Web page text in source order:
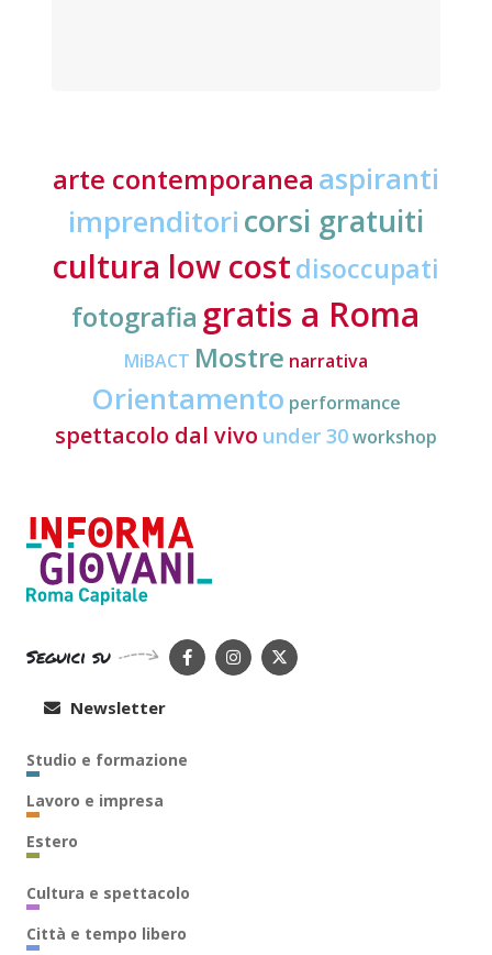
arte contemporanea aspiranti
imprenditori corsi gratuiti
cultura low costdisoccupati
fotografia gratis a Roma
MiBACT Mostre narrativa
Orientamento performance
spettacolo dal vivo under 30workshop
Seguici su
Newsletter
Studio e formazione
Lavoro e impresa
Estero
Cultura e spettacolo
Città e tempo libero